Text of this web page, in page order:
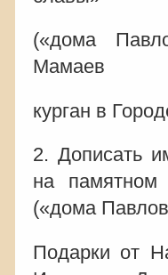
(«дома
Мамаев
курган в
2. Дописать
на
(«дома
Подарки от